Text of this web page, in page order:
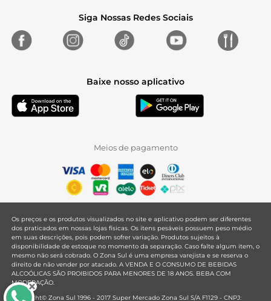
Siga Nossas Redes Sociais
Baixe nosso aplicativo
Meios de pagamento
Os preços e os produtos visualizados no site e aplicativo podem ser diferentes
dos praticados em nossas lojas físicas. Os itens pesáveis possuem peso médio
em suas descrições, pois podem sofrer variação. Produtos sujeitos à
disponibilidade de estoque no momento da separação. Caso falte algum item, o
mesmo não será cobrado. O Zona Sul é uma empresa varejista e se reserva o
direito de não vender por atacado. A VENDA E O CONSUMO DE BEBIDAS
ALCOÓLICAS SÃO PROIBIDOS PARA MENORES DE 18 ANOS. BEBA COM
MODERAÇÃO.
Copyright© Zona Sul 1996 - 2017 Super Mercado Zona Sul S/A F1129 - CNPJ: